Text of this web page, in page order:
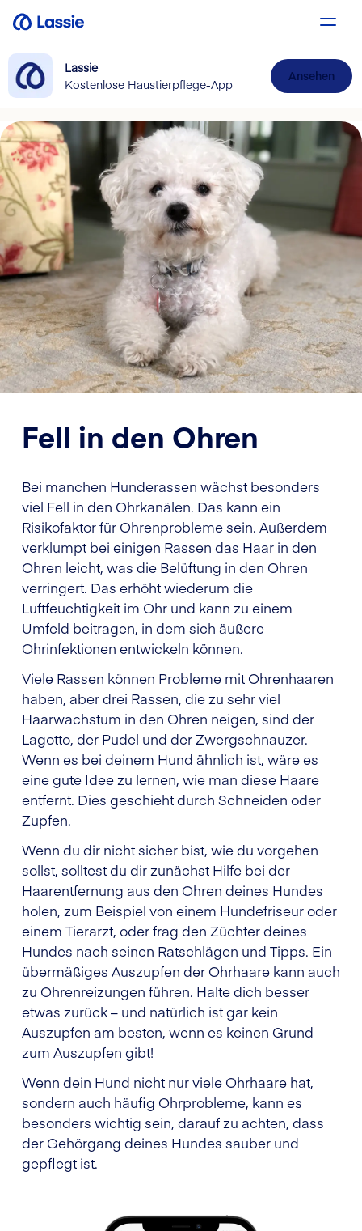
Lassie
Kostenlose Haustierpflege-App
Ansehen
Fell in den Ohren
Bei manchen Hunderassen wächst besonders
viel Fell in den Ohrkanälen. Das kann ein
Risikofaktor für Ohrenprobleme sein. Außerdem
verklumpt bei einigen Rassen das Haar in den
Ohren leicht, was die Belüftung in den Ohren
verringert. Das erhöht wiederum die
Luftfeuchtigkeit im Ohr und kann zu einem
Umfeld beitragen, in dem sich äußere
Ohrinfektionen entwickeln können.
Viele Rassen können Probleme mit Ohrenhaaren
haben, aber drei Rassen, die zu sehr viel
Haarwachstum in den Ohren neigen, sind der
Lagotto, der Pudel und der Zwergschnauzer.
Wenn es bei deinem Hund ähnlich ist, wäre es
eine gute Idee zu lernen, wie man diese Haare
entfernt. Dies geschieht durch Schneiden oder
Zupfen.
Wenn du dir nicht sicher bist, wie du vorgehen
sollst, solltest du dir zunächst Hilfe bei der
Haarentfernung aus den Ohren deines Hundes
holen, zum Beispiel von einem Hundefriseur oder
einem Tierarzt, oder frag den Züchter deines
Hundes nach seinen Ratschlägen und Tipps. Ein
übermäßiges Auszupfen der Ohrhaare kann auch
zu Ohrenreizungen führen. Halte dich besser
etwas zurück – und natürlich ist gar kein
Auszupfen am besten, wenn es keinen Grund
zum Auszupfen gibt!
Wenn dein Hund nicht nur viele Ohrhaare hat,
sondern auch häufig Ohrprobleme, kann es
besonders wichtig sein, darauf zu achten, dass
der Gehörgang deines Hundes sauber und
gepflegt ist.